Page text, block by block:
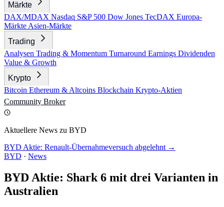
Märkte
DAX/MDAX Nasdaq S&P 500 Dow Jones TecDAX Europa-
Märkte Asien-Märkte
Trading
Analysen Trading & Momentum Turnaround Earnings Dividenden
Value & Growth
Krypto
Bitcoin Ethereum & Altcoins Blockchain Krypto-Aktien
Community Broker
Aktuellere News zu BYD
BYD Aktie: Renault-Übernahmeversuch abgelehnt →
BYD · News
BYD Aktie: Shark 6 mit drei Varianten in
Australien